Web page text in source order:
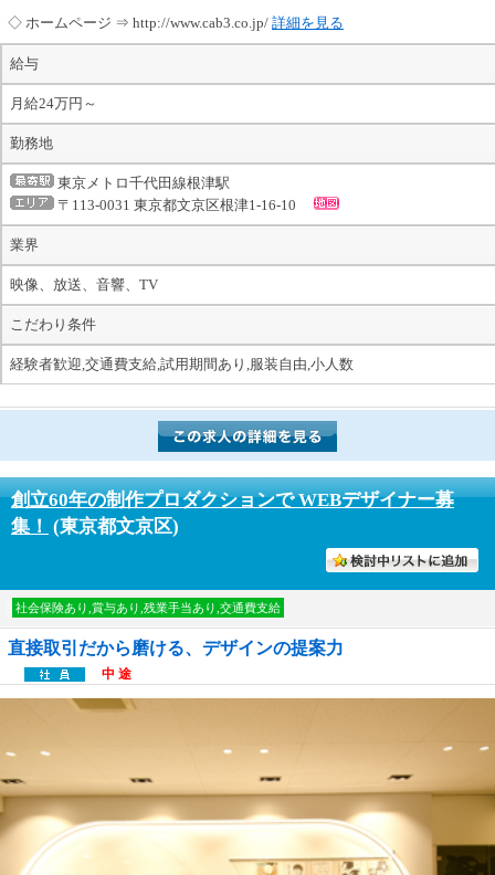
◇ ホームページ ⇒ http://www.cab3.co.jp/ 詳細を見る
給与
月給24万円～
勤務地
東京メトロ千代田線根津駅
〒113-0031 東京都文京区根津1-16-10
業界
映像、放送、音響、TV
こだわり条件
経験者歓迎,交通費支給,試用期間あり,服装自由,小人数
創立60年の制作プロダクションで WEBデザイナー募
集！ (東京都文京区)
討中リストに入れる
社会保険あり,賞与あり,残業手当あり,交通費支給
直接取引だから磨ける、デザインの提案力
中 途